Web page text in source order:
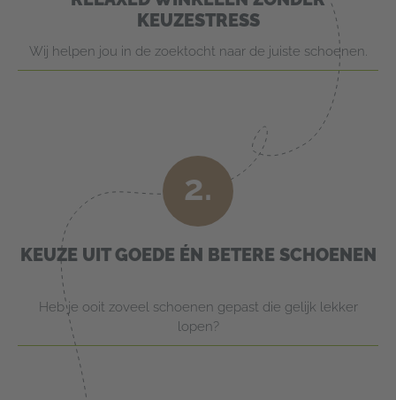
KEUZESTRESS
Wij helpen jou in de zoektocht naar de juiste schoenen.
2.
KEUZE UIT GOEDE ÉN BETERE SCHOENEN
Heb je ooit zoveel schoenen gepast die gelijk lekker
lopen?